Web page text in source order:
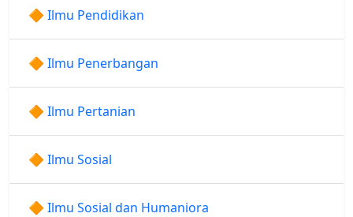
🔶 Ilmu Pendidikan
🔶 Ilmu Penerbangan
🔶 Ilmu Pertanian
🔶 Ilmu Sosial
🔶 Ilmu Sosial dan Humaniora